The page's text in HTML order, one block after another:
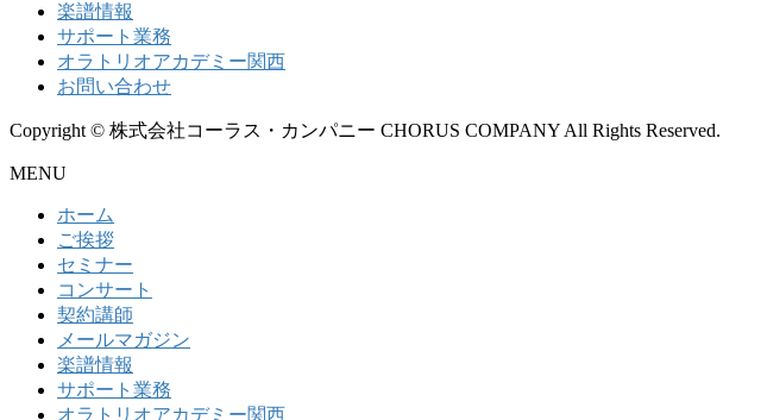
楽譜情報
サポート業務
オラトリオアカデミー関西
お問い合わせ
Copyright © 株式会社コーラス・カンパニー CHORUS COMPANY All Rights Reserved.
MENU
ホーム
ご挨拶
セミナー
コンサート
契約講師
メールマガジン
楽譜情報
サポート業務
オラトリオアカデミー関西